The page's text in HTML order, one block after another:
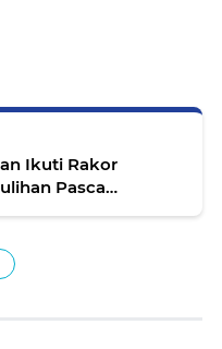
Ikuti Rakor
Pasca